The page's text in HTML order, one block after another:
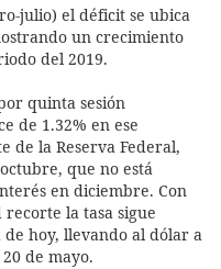
julio) el déficit se ubica
un crecimiento
del 2019.
quinta sesión
de 1.32% en ese
de la Reserva Federal,
que no está
en diciembre. Con
la tasa sigue
hoy, llevando al dólar a
de mayo.